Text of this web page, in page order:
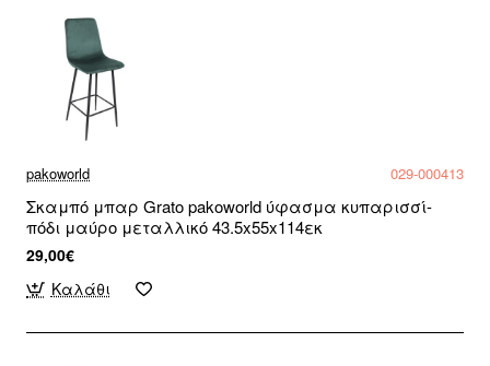
pakoworld 029-000413
Σκαμπό μπαρ Grato pakoworld ύφασμα κυπαρισσί-
πόδι μαύρο μεταλλικό 43.5x55x114εκ
29,00€
Καλάθι